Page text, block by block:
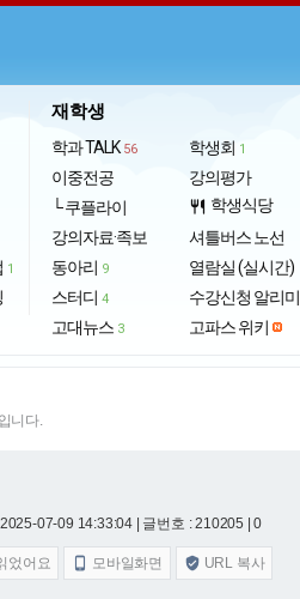
1
재학생
학과 TALK 56
이중전공
└ 쿠플라이
강의자료·족보
동아리 9
스터디 4
고대뉴스 3
학생회 1
강의평가
restaurant 학생식당
셔틀버스 노선
열람실 (실시간)
수강신청 알리미
고파스 위키
니다.
07-09 14:33:04 | 글번호 : 210205 | 0
었어요  모바일화면  URL 복사